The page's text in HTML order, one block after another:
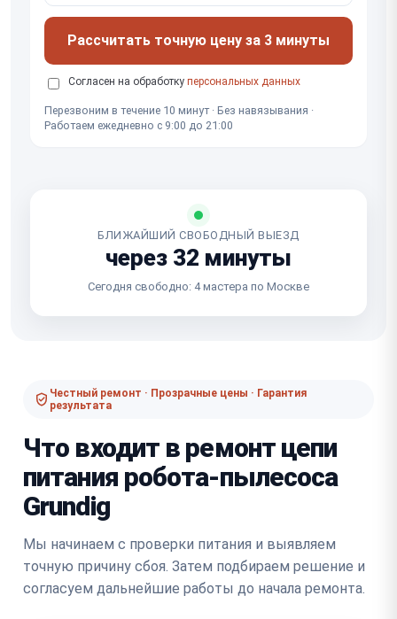
Рассчитать точную цену за 3 минуты
Согласен на обработку персональных данных
Перезвоним в течение 10 минут · Без навязывания ·
Работаем ежедневно с 9:00 до 21:00
БЛИЖАЙШИЙ СВОБОДНЫЙ ВЫЕЗД
через 32 минуты
Сегодня свободно: 4 мастера по Москве
Честный ремонт · Прозрачные цены · Гарантия
результата
Что входит в ремонт цепи
питания робота-пылесоса
Grundig
Мы начинаем с проверки питания и выявляем
точную причину сбоя. Затем подбираем решение и
согласуем дальнейшие работы до начала ремонта.